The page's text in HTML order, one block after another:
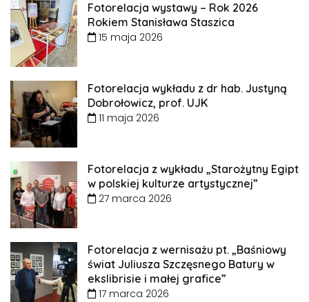
Fotorelacja wystawy – Rok 2026
Rokiem Stanisława Staszica
15 maja 2026
Fotorelacja wykładu z dr hab. Justyną
Dobrołowicz, prof. UJK
11 maja 2026
Fotorelacja z wykładu „Starożytny Egipt
w polskiej kulturze artystycznej”
27 marca 2026
Fotorelacja z wernisażu pt. „Baśniowy
świat Juliusza Szczęsnego Batury w
ekslibrisie i małej grafice”
17 marca 2026